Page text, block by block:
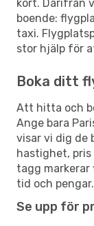
kort. Därifrån
boende:
taxi.
stor hjälp för
Boka ditt
Att hitta och
Ange bara
visar vi dig de
hastighet, pris
tagg
tid och pengar.
Se upp för